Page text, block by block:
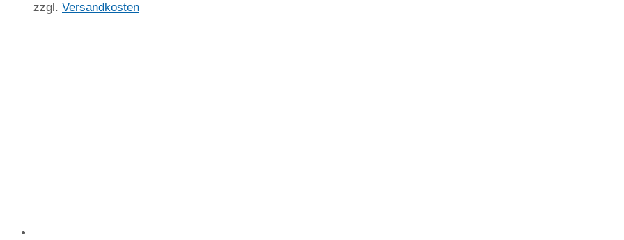
zzgl. Versandkosten